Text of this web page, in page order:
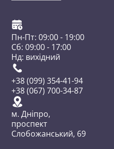
Пн-Пт: 09:00 - 19:00
Сб: 09:00 - 17:00
Нд: вихідний
+38 (099) 354-41-94
+38 (067) 700-34-87
м. Дніпро,
проспект
Слобожанський, 69